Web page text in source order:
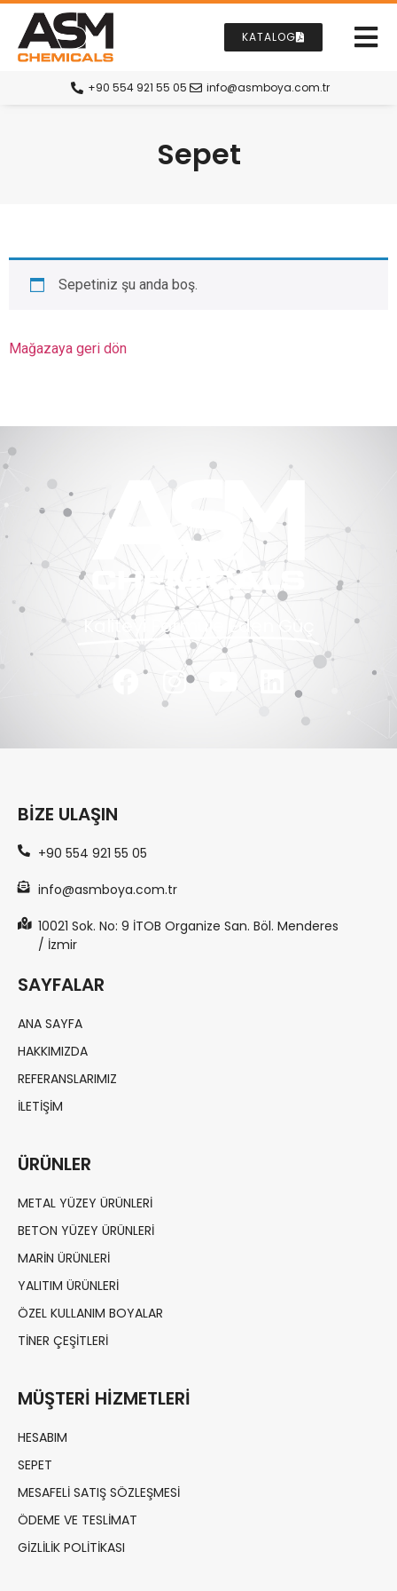
+90 554 921 55 05 info@asmboya.com.tr
KATALOG
Sepet
Sepetiniz şu anda boş.
Mağazaya geri dön
Kaliteyi Formüle Eden Güç
BIZE ULAŞIN
+90 554 921 55 05
info@asmboya.com.tr
10021 Sok. No: 9 İTOB Organize San. Böl. Menderes
/ İzmir
SAYFALAR
ANA SAYFA
HAKKIMIZDA
REFERANSLARIMIZ
İLETIŞIM
ÜRÜNLER
METAL YÜZEY ÜRÜNLERI
BETON YÜZEY ÜRÜNLERI
MARIN ÜRÜNLERI
YALITIM ÜRÜNLERI
ÖZEL KULLANIM BOYALAR
TINER ÇEŞITLERI
MÜŞTERI HIZMETLERI
HESABIM
SEPET
MESAFELI SATIŞ SÖZLEŞMESI
ÖDEME VE TESLIMAT
GIZLILIK POLITIKASI